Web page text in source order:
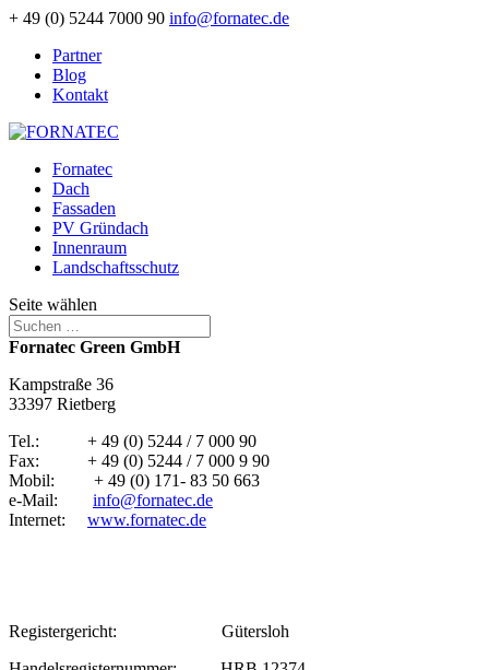
+ 49 (0) 5244 7000 90 info@fornatec.de
Partner
Blog
Kontakt
Fornatec
Dach
Fassaden
PV Gründach
Innenraum
Landschaftsschutz
Seite wählen
Fornatec Green GmbH
Kampstraße 36
33397 Rietberg
Tel.: + 49 (0) 5244 / 7 000 90
Fax: + 49 (0) 5244 / 7 000 9 90
Mobil: + 49 (0) 171- 83 50 663
e-Mail: info@fornatec.de
Internet: www.fornatec.de
Registergericht: Gütersloh